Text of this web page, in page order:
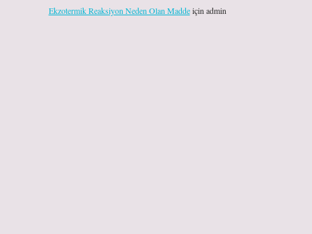
Ekzotermik Reaksiyon Neden Olan Maddeiçin admin